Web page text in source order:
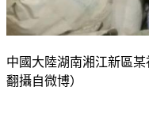
中國大陸湖南湘江新區某